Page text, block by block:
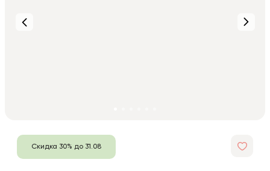
Скидка 30% до 31.08